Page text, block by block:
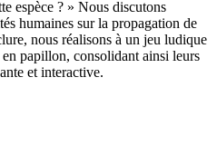
espèce ? » Nous discutons
humaines sur la propagation de
nous réalisons à un jeu ludique
papillon, consolidant ainsi leurs
et interactive.